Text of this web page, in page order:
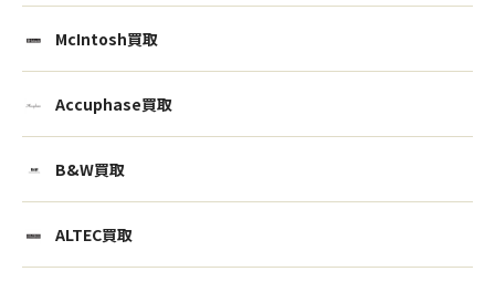
McIntosh買取
Accuphase買取
B&W買取
ALTEC買取